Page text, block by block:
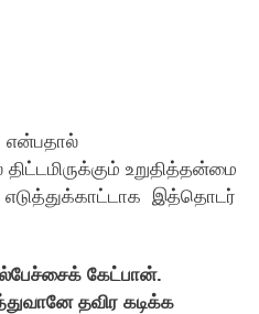
என்பதால்
உறுதித்தன்மை
எடுத்துக்காட்டாக இத்தொடர்
கேட்பான்.
தவிர கடிக்க